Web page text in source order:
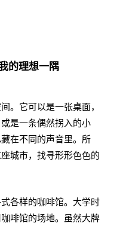
的理想一隅
。它可以是一张桌面，
是一条偶然拐入的小
在不同的声音里。所
城市，找寻形形色色的
各样的咖啡馆。大学时
啡馆的场地。虽然大牌